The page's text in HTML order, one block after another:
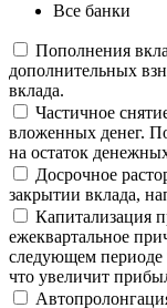
Все банки
Пополнения
дополнительных
вклада.
Частичное
вложенных денег.
на остаток
Досрочное
закрытии вклада,
Капитализация
ежеквартальное
следующем периоде
что увеличит